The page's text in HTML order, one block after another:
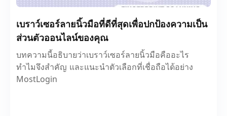
เบราว์เซอร์ลายนิ้วมือที่ดีที่สุดเพื่อปกป้องความเป็น
ส่วนตัวออนไลน์ของคุณ
บทความนี้อธิบายว่าเบราว์เซอร์ลายนิ้วมือคืออะไร
ทำไมจึงสำคัญ และแนะนำตัวเลือกที่เชื่อถือได้อย่าง
MostLogin